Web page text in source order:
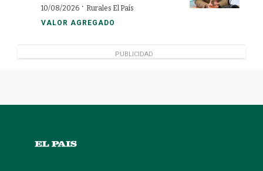
10/08/2026 · Rurales El País
VALOR AGREGADO
PUBLICIDAD